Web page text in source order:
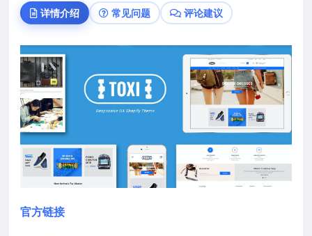
详情介绍 常见问题 评论建议
官方链接